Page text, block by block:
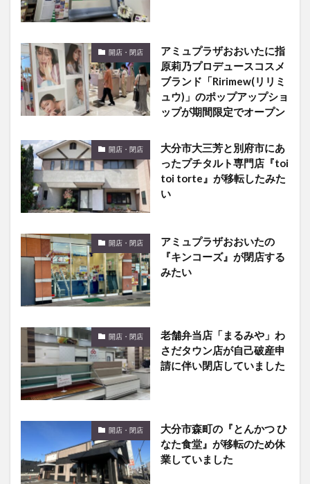
開店・閉店
アミュプラザおおいたに指
原莉乃プロデュースコスメ
ブランド「Ririmew(リリミ
ュウ)」のポップアップショ
ップが期間限定でオープン
開店・閉店
大分市大三芳と別府市にあ
ったプチタルト専門店『toi
toi torte』が移転したみた
い
開店・閉店
アミュプラザおおいたの
『キンコーズ』が閉店する
みたい
開店・閉店
老舗弁当店「まるみや」わ
さだタウン店が自己破産申
請に伴い閉店していました
開店・閉店
大分市森町の『とんかつ ひ
なた食堂』が移転のため休
業していました